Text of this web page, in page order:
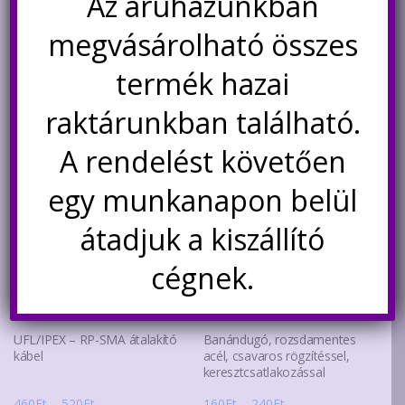
-
Opciók választása
a
terméknek
több
variációja
A
változatok
a
termékoldalon
választhatók
ki
Nincs készleten
Értesítésetek ha
újra elérhető
UFL/IPEX – RP-SMA átalakító
kábel
Banándugó, rozsdamentes
acél, csavaros rögzítéssel,
keresztcsatlakozással
megvásárolható összes
termék hazai
raktárunkban található.
A rendelést követően
egy munkanapon belül
átadjuk a kiszállító
cégnek.